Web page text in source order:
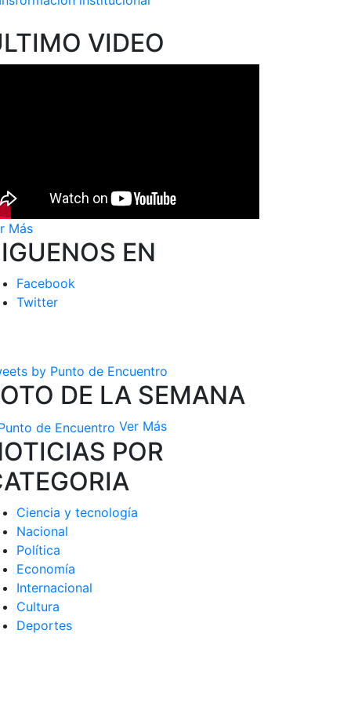
VIDEO
Más
EN
Facebook
Twitter
by Punto de Encuentro
DE LA SEMANA
Ver Más
POR
Ciencia y tecnología
Nacional
Política
Economía
Internacional
Cultura
Deportes